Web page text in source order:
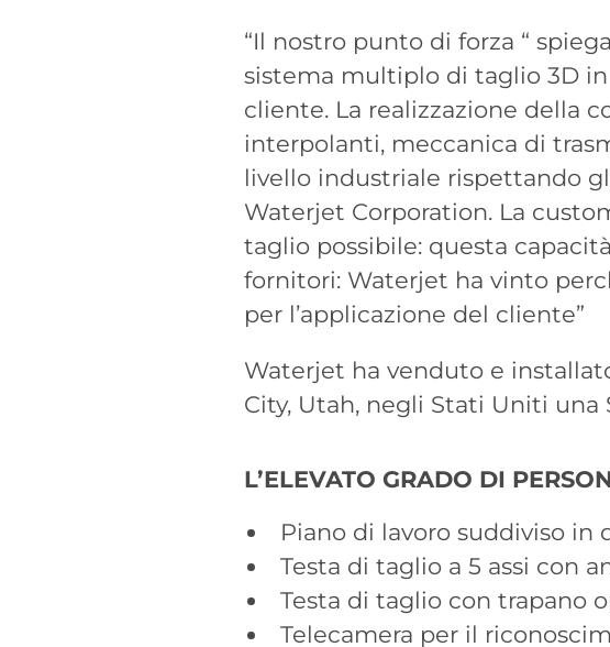
“Il nostro punto di forza “
sistema multiplo di taglio 3D
cliente. La realizzazione della
interpolanti, meccanica di
livello industriale rispettando
Waterjet Corporation. La
taglio possibile: questa
fornitori: Waterjet ha vinto
per l’applicazione del cliente”
Waterjet ha venduto e
City, Utah, negli Stati Uniti una
L’ELEVATO GRADO DI
Piano di lavoro suddiviso
Testa di taglio a 5 assi con
Testa di taglio con trapano
Telecamera per il